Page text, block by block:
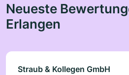
Neueste
Erlangen
Straub & Kollegen GmbH